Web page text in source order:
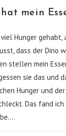
mein
Hunger gehabt,
dass der Dino
stellen mein
sie das und
Hunger und
Das fand